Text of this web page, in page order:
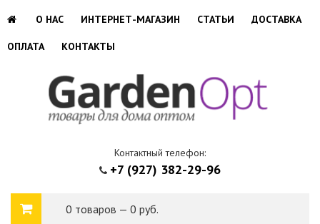
О НАС ИНТЕРНЕТ-МАГАЗИН СТАТЬИ ДОСТАВКА
ОПЛАТА КОНТАКТЫ
Контактный телефон:
+7 (927) 382-29-96
0 товаров — 0 руб.